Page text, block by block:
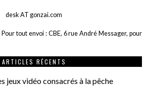
desk AT gonzai.com
tout envoi : CBE, 6 rue André Messager, pour
ARTICLES RÉCENTS
jeux vidéo consacrés à la pêche